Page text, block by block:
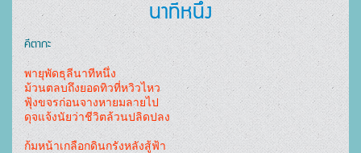
นาทีหนึ่ง
คีตากะ
พายุพัดธุลีนาทีหนึ่ง
ม้วนตลบถึงยอดทิวที่หวิวไหว
ฟุ้งขจรก่อนจางหายมลายไป
ดุจแจ้งนัยว่าชีวิตล้วนปลิดปลง
ก้มหน้าเกลือกดินกรังหลังสู้ฟ้า